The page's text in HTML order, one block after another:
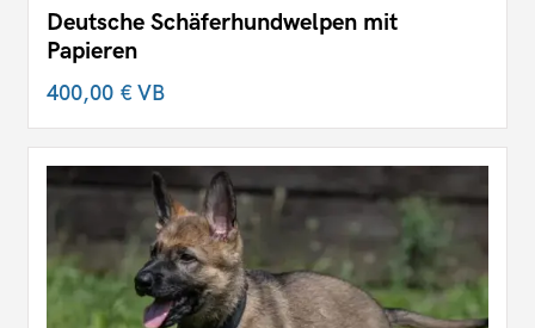
Deutsche Schäferhundwelpen mit
Papieren
400,00 €VB